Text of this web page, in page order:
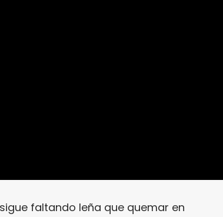
faltando leña que quemar en